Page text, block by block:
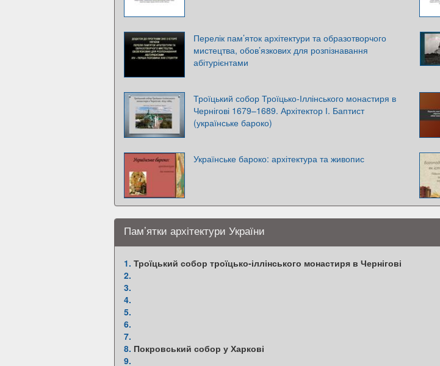
Перелік пам’яток архітектури та образотворчого
мистецтва, обов’язкових для розпізнавання
абітурієнтами
Троїцький собор Троїцько-Іллінського монастиря в
Чернігові 1679–1689. Архітектор І. Баптист
(українське бароко)
Українське бароко: архітектура та живопис
Пам’ятки архітектури України
1. Троїцький собор троїцько-іллінського монастиря в Чернігові
2.
3.
4.
5.
6.
7.
8. Покровський собор у Харкові
9.